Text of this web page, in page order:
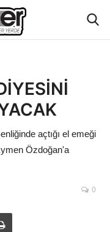
açtığı el emeği
Özdoğan'a
0